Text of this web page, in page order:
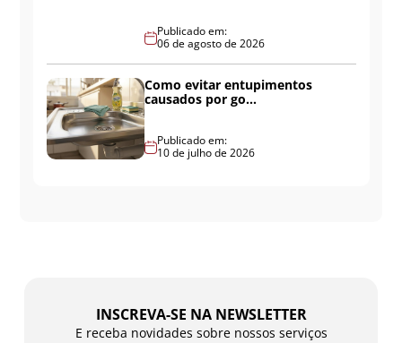
Publicado em:
06 de agosto de 2026
Como evitar entupimentos
causados por go...
Publicado em:
10 de julho de 2026
INSCREVA-SE NA NEWSLETTER
E receba novidades sobre nossos serviços